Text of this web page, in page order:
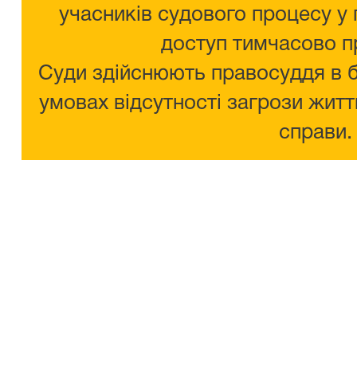
учасників судового процесу у
доступ тимчасово
Суди здійснюють правосуддя в
умовах відсутності загрози
справи.